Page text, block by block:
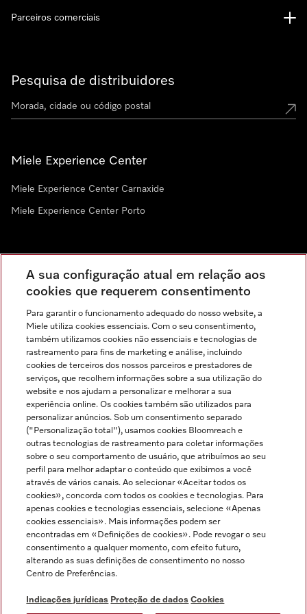
Pesquisa de distribuidores
Miele Experience Center
Miele Experience Center Carnaxide
Miele Experience Center Porto
Parceiros comerciais
Indicações jurídicas
Condições gerais
Proteção de dados
Condições de utilização
Canal de Ética
Formulário de livre resolução
Miele no Instagram
Miele no Facebook
Miele no Youtube
A sua configuração atual em relação aos
cookies que requerem consentimento
Para garantir o funcionamento adequado do nosso website, a
Miele utiliza cookies essenciais. Com o seu consentimento,
também utilizamos cookies não essenciais e tecnologias de
rastreamento para fins de marketing e análise, incluindo
cookies de terceiros dos nossos parceiros e prestadores de
serviços, que recolhem informações sobre a sua utilização do
website e nos ajudam a personalizar e melhorar a sua
experiência online. Os cookies também são utilizados para
personalizar anúncios. Sob um consentimento separado
("Personalização total"), usamos cookies Bloomreach e
outras tecnologias de rastreamento para coletar informações
sobre o seu comportamento de usuário, que atribuímos ao seu
perfil para melhor adaptar o conteúdo que exibimos a você
através de vários canais. Ao selecionar «Aceitar todos os
cookies», concorda com todos os cookies e tecnologias. Para
apenas cookies e tecnologias essenciais, selecione «Apenas
cookies essenciais». Mais informações podem ser
encontradas em «Definições de cookies». Pode revogar o seu
consentimento a qualquer momento, com efeito futuro,
alterando as suas definições de consentimento no nosso
Centro de Preferências.
Indicações jurídicas Proteção de dados Cookies